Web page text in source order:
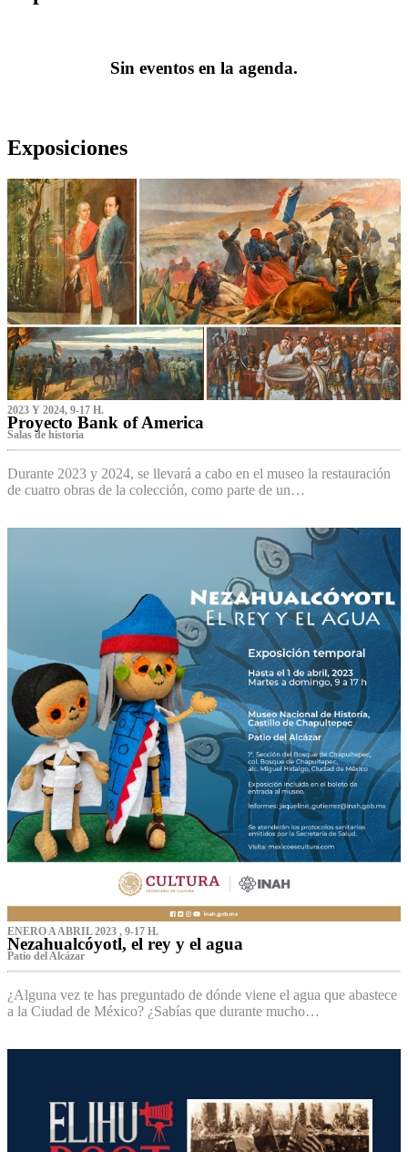
Sin eventos en la agenda.
Exposiciones
2023 Y 2024, 9-17 H.
Proyecto Bank of America
S‌alas de historia
Durante 2023 y 2024, se llevará a cabo en el museo la restauración
de cuatro obras de la colección, como parte de un…
ENERO A ABRIL 2023 , 9-17 H.
Nezahualcóyotl, el rey y el agua
Patio del Alcázar
¿Alguna vez te has preguntado de dónde viene el agua que abastece
a la Ciudad de México? ¿Sabías que durante mucho…